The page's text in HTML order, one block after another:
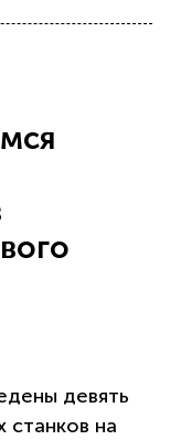
девять
станков на